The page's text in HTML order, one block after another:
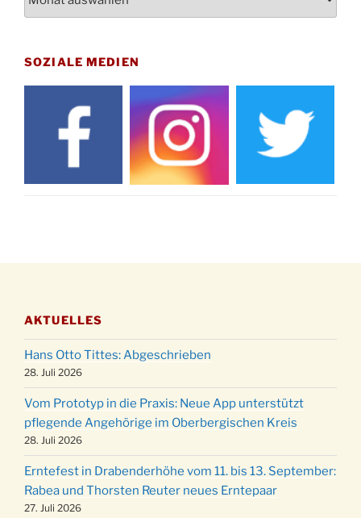
12.11.
Uhr
Drabenderhöhe um 11:15 Uhr
21.11.
Basar im Ev. Gemeindehaus von 14-16:30 Uhr
Katharinenball des Honterus Chors im
Stadtteilhaus um 19:00 Uhr
Kinderbibeltag im Ev. Gemeindehaus von 10-
12 Uhr
Stadtteilhaus um 19:00 Uhr
11.12.
Puer-Natus weihnachtliches Brauchtum am
Robert-Gassner-Hof um 17:00 Uhr
19.12.
Kinderbibeltag im Ev. Gemeindehaus von 10-
12 Uhr
20.12.
Weihnachts-Konzert des Honterus Chors in
der Kirche um 17:00 Uhr
24.12.
Familiengottesdienst mit Krippenspiel im Ev.
Gemeindehaus um 15:00 Uhr
24.12. Familiengottesdienst in der FeG um 16 Uhr
SOZIALE MEDIEN
AKTUELLES
Hans Otto Tittes: Abgeschrieben
28. Juli 2026
Vom Prototyp in die Praxis: Neue App unterstützt
pflegende Angehörige im Oberbergischen Kreis
28. Juli 2026
Erntefest in Drabenderhöhe vom 11. bis 13. September:
Rabea und Thorsten Reuter neues Erntepaar
27. Juli 2026